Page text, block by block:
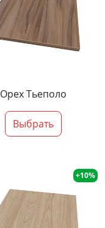
Орех Тьеполо
Выбрать
+10%